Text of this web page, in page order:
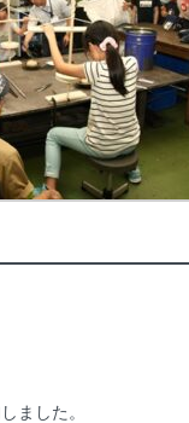
ました。